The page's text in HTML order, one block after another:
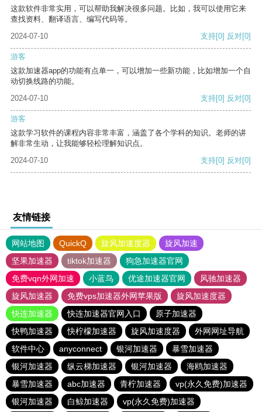
这款软件非常实用，可以帮助我解决很多问题。比如，我可以使用它来
查找资料、翻译语言、编写代码等。
2024-07-10
支持[0] 反对[0]
游客
这款加速器app的功能有点单一，可以增加一些新功能，比如增加一个自
动切换线路的功能。
2024-07-10
支持[0] 反对[0]
游客
这款学习软件的课程内容非常丰富，涵盖了各个学科的知识。老师的讲
解非常生动，让我能够轻松理解知识点。
2024-07-10
支持[0] 反对[0]
友情链接
网站地图 QuickQ 旋风加速度器
旋风加速
坚果加速器
tiktok加速器
狗急加速器官网
免费vqn外网加速
小蓝鸟 优途加速器官网
风驰加速器
旋风加速器
免费vps加速器外网苹果版
旋风加速度器
快连加速器
快连加速器官网入口
原子加速器
快鸭加速器
快柠檬加速器 旋风加速度器
外网网址导航
软件中心
anyconnect 银河加速器
暴雪加速器
银河加速器
纵云梯加速器 银河加速器
海鸥加速器
暴雪加速器
abc加速器 青柠加速器
vp(永久免费)加速器
银河加速器
白鲸加速器 vp(永久免费)加速器